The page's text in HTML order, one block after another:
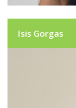
Isis Gorgas